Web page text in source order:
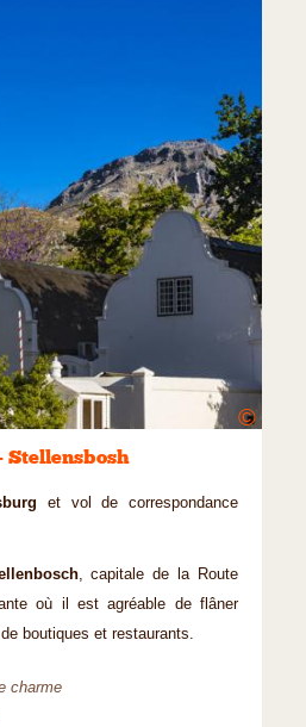
©
Stellensbosh
et vol de correspondance
, capitale de la Route
où il est agréable de flâner
boutiques et restaurants.
charme